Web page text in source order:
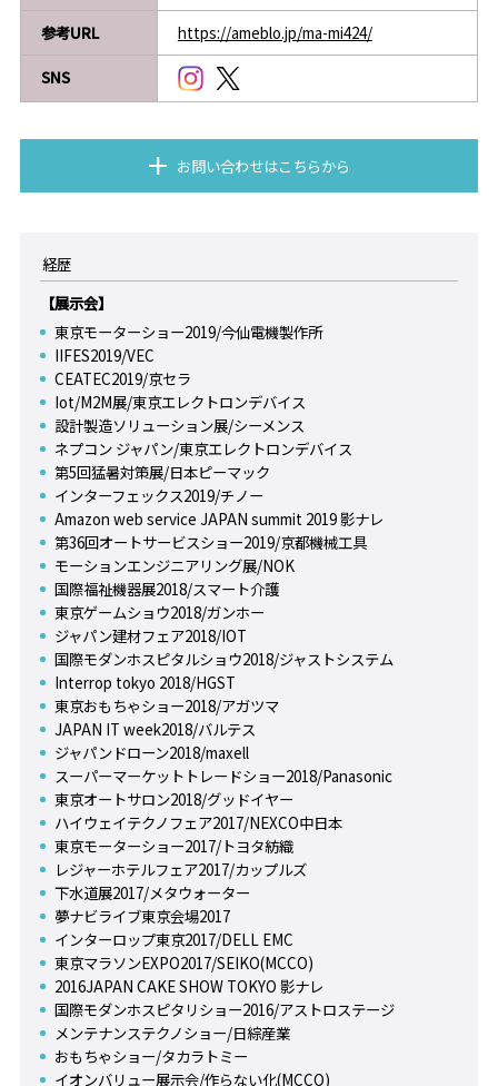
参考URL
https://ameblo.jp/ma-mi424/
SNS
お問い合わせはこちらから
経歴
【展示会】
東京モーターショー2019/今仙電機製作所
IIFES2019/VEC
CEATEC2019/京セラ
Iot/M2M展/東京エレクトロンデバイス
設計製造ソリューション展/シーメンス
ネプコン ジャパン/東京エレクトロンデバイス
第5回猛暑対策展/日本ピーマック
インターフェックス2019/チノー
Amazon web service JAPAN summit 2019 影ナレ
第36回オートサービスショー2019/京都機械工具
モーションエンジニアリング展/NOK
国際福祉機器展2018/スマート介護
東京ゲームショウ2018/ガンホー
ジャパン建材フェア2018/IOT
国際モダンホスピタルショウ2018/ジャストシステム
Interrop tokyo 2018/HGST
東京おもちゃショー2018/アガツマ
JAPAN IT week2018/バルテス
ジャパンドローン2018/maxell
スーパーマーケットトレードショー2018/Panasonic
東京オートサロン2018/グッドイヤー
ハイウェイテクノフェア2017/NEXCO中日本
東京モーターショー2017/トヨタ紡織
レジャーホテルフェア2017/カップルズ
下水道展2017/メタウォーター
夢ナビライブ東京会場2017
インターロップ東京2017/DELL EMC
東京マラソンEXPO2017/SEIKO(MCCO)
2016JAPAN CAKE SHOW TOKYO 影ナレ
国際モダンホスピタリショー2016/アストロステージ
メンテナンステクノショー/日綜産業
おもちゃショー/タカラトミー
イオンバリュー展示会/作らない化(MCCO)